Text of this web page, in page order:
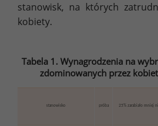
stanowisk, na których
kobiety.
Tabela 1. Wynagrodzenia na
zdominowanych przez
stanowisko próba 25% zarabiało mniej